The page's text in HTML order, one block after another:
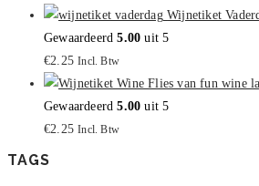
Wijnetiket
Gewaardeerd5.00 uit 5
€2.25 Incl. Btw
Gewaardeerd5.00 uit 5
€2.25 Incl. Btw
TAGS